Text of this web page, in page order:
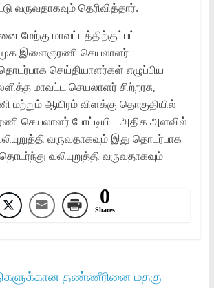
வருவதாகவும் தெரிவித்தார்.
மேற்கு மாவட்டத்திற்குட்பட்ட
இளைஞரணி செயலாளர்
தொடர்பாக செய்தியாளர்கள் எழுப்பிய
மாவட்ட செயலாளர் சிற்றரசு,
மற்றும் ஆயிரம் விளக்கு தொகுதியில்
செயலாளர் போட்டியிட அதிக அளவில்
வருவதாகவும் இது தொடர்பாக
வலியுறுத்தி வருவதாகவும்
0
Shares
தண்ணீரினை மதகு